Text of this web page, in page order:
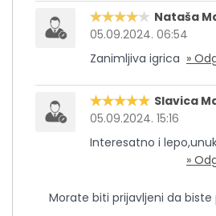
Nataša
05.09.2024. 06:54
Zanimljiva igrica »
Slavica
05.09.2024. 15:16
Interesatno i
»
Morate biti prijavljeni da